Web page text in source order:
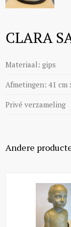
CLARA
Materiaal: gips
Afmetingen: 41 cm
Privé verzameling
Andere